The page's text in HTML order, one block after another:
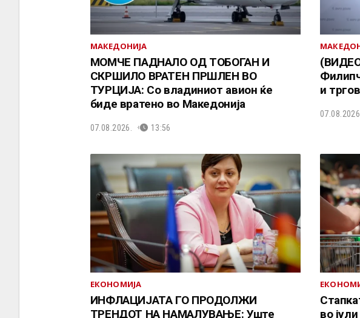
МАКЕДОНИЈА
МОМЧЕ ПАДНАЛО ОД ТОБОГАН И
СКРШИЛО ВРАТЕН ПРШЛЕН ВО
ТУРЦИЈА: Со владиниот авион ќе
биде вратено во Македонија
07.08.2026. 13:56
и
ЕКОНОМИЈА
ИНФЛАЦИЈАТА ГО ПРОДОЛЖИ
ТРЕНДОТ НА НАМАЛУВАЊЕ: Уште
во